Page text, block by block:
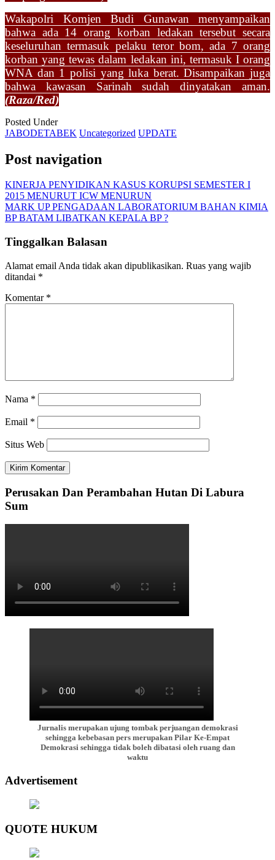
Wakapolri Komjen Budi Gunawan menyampaikan
bahwa ada 14 orang korban ledakan tersebut secara
keseluruhan termasuk pelaku teror bom, ada 7 orang
korban yang tewas dalam ledakan ini, termasuk I orang
WNA dan 1 polisi yang luka berat. Disampaikan juga
bahwa kawasan Sarinah sudah dinyatakan aman.
(Raza/Red)
Posted Under
JABODETABEK Uncategorized UPDATE
Post navigation
KINERJA PENYIDIKAN KASUS KORUPSI SEMESTER I
2015 MENURUT ICW MENURUN
MARK UP PENGADAAN LABORATORIUM BAHAN KIMIA
BP BATAM LIBATKAN KEPALA BP ?
Tinggalkan Balasan
Alamat email Anda tidak akan dipublikasikan. Ruas yang wajib
ditandai *
Komentar *
Nama *
Email *
Situs Web
Perusakan Dan Perambahan Hutan Di Labura
Sum
Jurnalis merupakan ujung tombak perjuangan demokrasi
sehingga kebebasan pers merupakan Pilar Ke-Empat
Demokrasi sehingga tidak boleh dibatasi oleh ruang dan
waktu
Advertisement
QUOTE HUKUM